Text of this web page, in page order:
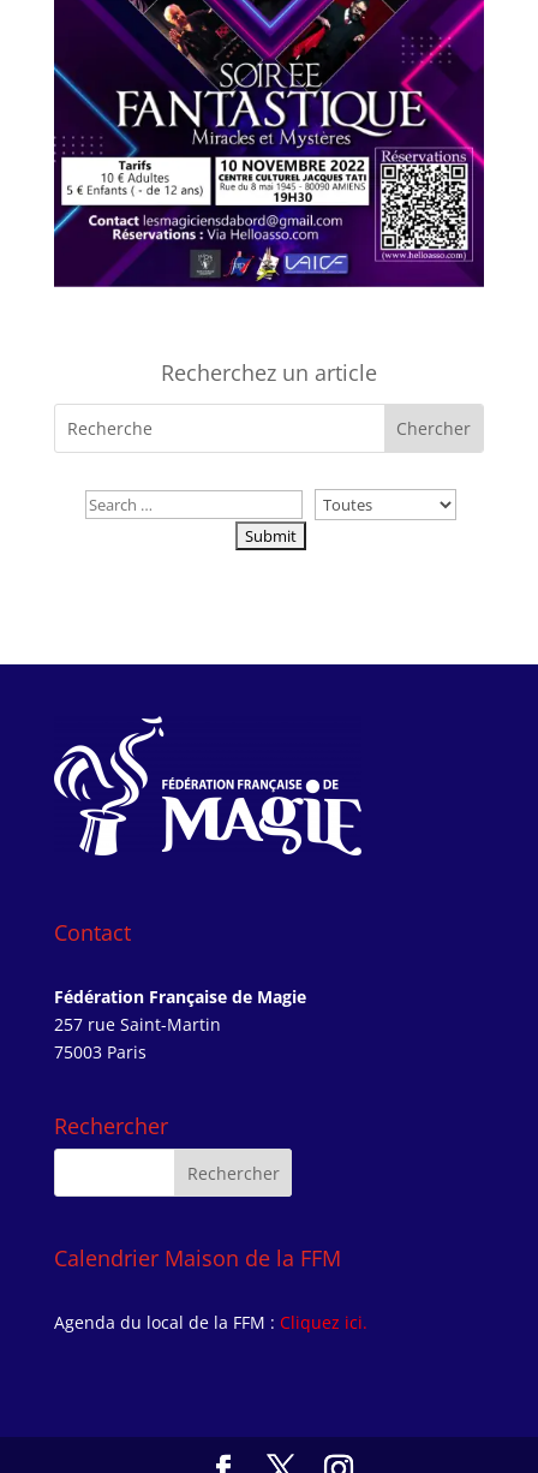
Recherchez un article
Contact
Fédération Française de Magie
257 rue Saint-Martin
75003 Paris
Rechercher
Calendrier Maison de la FFM
Agenda du local de la FFM : Cliquez ici.